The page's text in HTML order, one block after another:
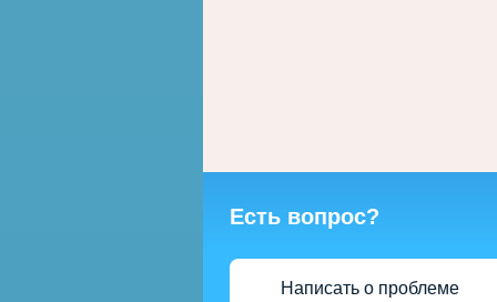
Есть вопрос?
Написать о проблеме